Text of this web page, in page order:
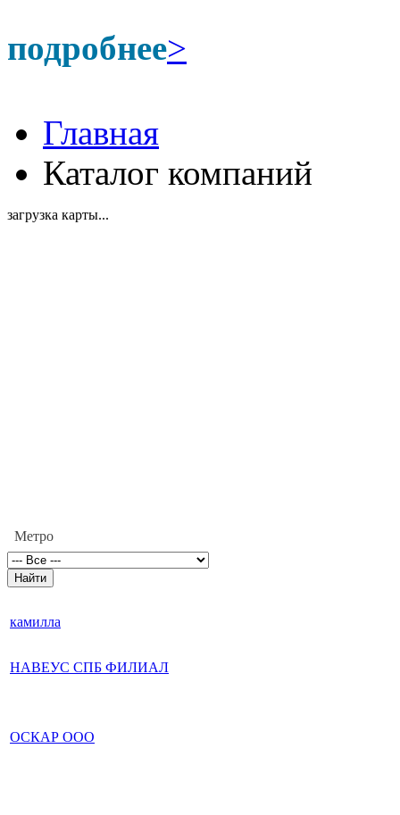
подробнее>
Главная
Каталог компаний
загрузка карты...
Метро
камилла
НАВЕУС СПБ ФИЛИАЛ
ОСКАР ООО